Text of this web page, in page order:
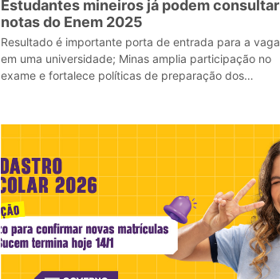
Estudantes mineiros já podem consultar
notas do Enem 2025
Resultado é importante porta de entrada para a vaga
em uma universidade; Minas amplia participação no
exame e fortalece políticas de preparação dos